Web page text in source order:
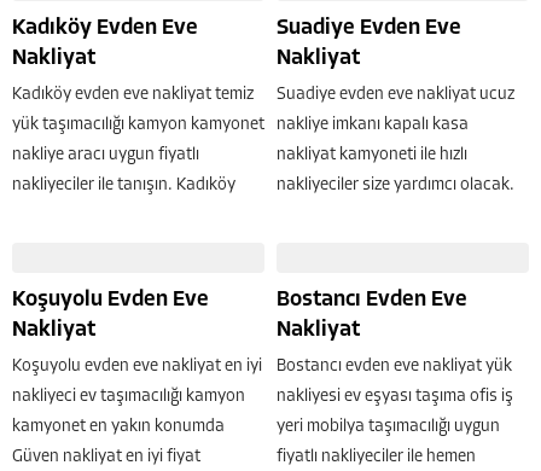
işlerinde bizi aramadan karar
vermeyin. Deneyimli ev...
Kadıköy Evden Eve
Nakliyat
Kadıköy evden eve nakliyat temiz
yük taşımacılığı kamyon kamyonet
nakliye aracı uygun fiyatlı
nakliyeciler ile tanışın. Kadıköy
nakliyat denilince en yakın
nakliyeci Güven...
Suadiye Evden Eve
Nakliyat
Suadiye evden eve nakliyat ucuz
nakliye imkanı kapalı kasa
nakliyat kamyoneti ile hızlı
nakliyeciler size yardımcı olacak.
hizmet sunmaktadır. Suadiye ev
taşıma...
Koşuyolu Evden Eve
Nakliyat
Koşuyolu evden eve nakliyat en iyi
nakliyeci ev taşımacılığı kamyon
kamyonet en yakın konumda
Güven nakliyat en iyi fiyat
Bostancı Evden Eve
Nakliyat
Bostancı evden eve nakliyat yük
nakliyesi ev eşyası taşıma ofis iş
yeri mobilya taşımacılığı uygun
fiyatlı nakliyeciler ile hemen